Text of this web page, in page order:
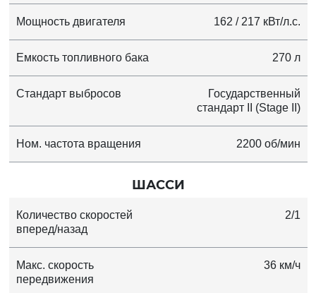
Мощность двигателя 162 / 217 кВт/л.с.
Емкость топливного бака 270 л
Стандарт выбросов
Государственный
стандарт II (Stage II)
Ном. частота вращения 2200 об/мин
ШАССИ
Количество скоростей
вперед/назад
2/1
Макс. скорость
передвижения
36 км/ч